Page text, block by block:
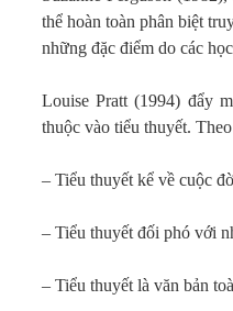
thể hoàn toàn phân biệt
những đặc điểm do các
Louise Pratt (1994) đẩy
thuộc vào tiểu thuyết.
– Tiểu thuyết kể về cuộc
– Tiểu thuyết đối phó với
– Tiểu thuyết là văn bản